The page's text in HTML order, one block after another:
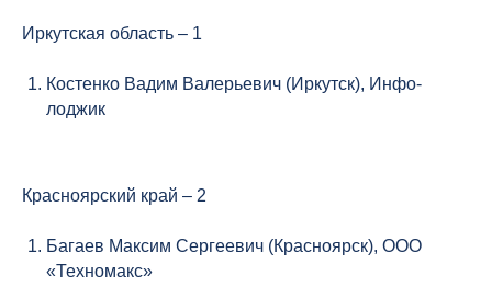
Иркутская область – 1
Костенко Вадим Валерьевич (Иркутск), Инфо-
лоджик
Красноярский край – 2
Багаев Максим Сергеевич (Красноярск), ООО
«Техномакс»